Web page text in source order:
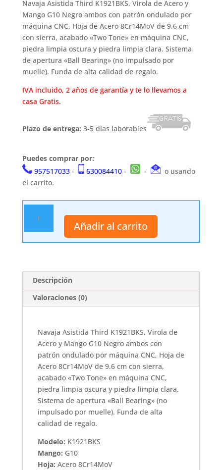
Navaja Asistida Third K1921BKS, Virola de Acero y
Mango G10 Negro ambos con patrón ondulado por
máquina CNC, Hoja de Acero 8Cr14MoV de 9.6 cm
con sierra, acabado «Two Tone» en máquina CNC,
piedra limpia oscura y piedra limpia clara. Sistema
de apertura «Ball Bearing» (no impulsado por
muelle). Funda de alta calidad de regalo.
IVA incluido, 2 años de garantía y te lo llevamos a
casa Gratis.
Plazo de entrega: 3-5 días laborables
Puedes comprar por:
957517033- 630084410- -
o usando
el carrito.
Asistida
Third
K1921BKS
Añadir al carrito
Descripción
Valoraciones (0)
Navaja Asistida Third K1921BKS, Virola de
Acero y Mango G10 Negro ambos con
patrón ondulado por máquina CNC, Hoja de
Acero 8Cr14MoV de 9.6 cm con sierra,
acabado «Two Tone» en máquina CNC,
piedra limpia oscura y piedra limpia clara.
Sistema de apertura «Ball Bearing» (no
impulsado por muelle). Funda de alta
calidad de regalo.
Modelo: K1921BKS
Mango: G10
Hoja: Acero 8Cr14MoV